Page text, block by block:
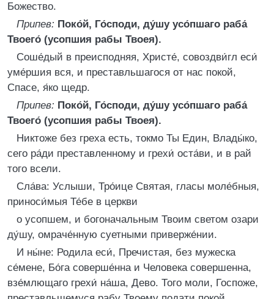
Божество.
Припев: Поко́й, Го́споди, ду́шу усо́пшаго раба́
Твоего́ (усопшия рабы Твоея).
Соше́дый в преисподняя, Христе́, совоздви́гл еси́
уме́ршия вся, и преставльшагося от нас покой,
Спасе, я́ко щедр.
Припев: Поко́й, Го́споди, ду́шу усо́пшаго раба́
Твоего́ (усопшия рабы Твоея).
Никтоже без греха есть, токмо Ты Един, Влады́ко,
сего ра́ди преставленному и грехи́ оста́ви, и в рай
того всели.
Сла́ва: Услыши, Тро́ице Святая, гласы моле́бныя,
приноси́мыя Те́бе в церкви
о усопшем, и богоначальным Твоим светом озари
ду́шу, омраче́нную суетными приверже́нии.
И ны́не: Родила еси́, Пречистая, без мужеска
се́мене, Бо́га соверше́нна и Человека совершенна,
взе́млющаго грехи́ на́ша, Дево. Того моли, Госпоже,